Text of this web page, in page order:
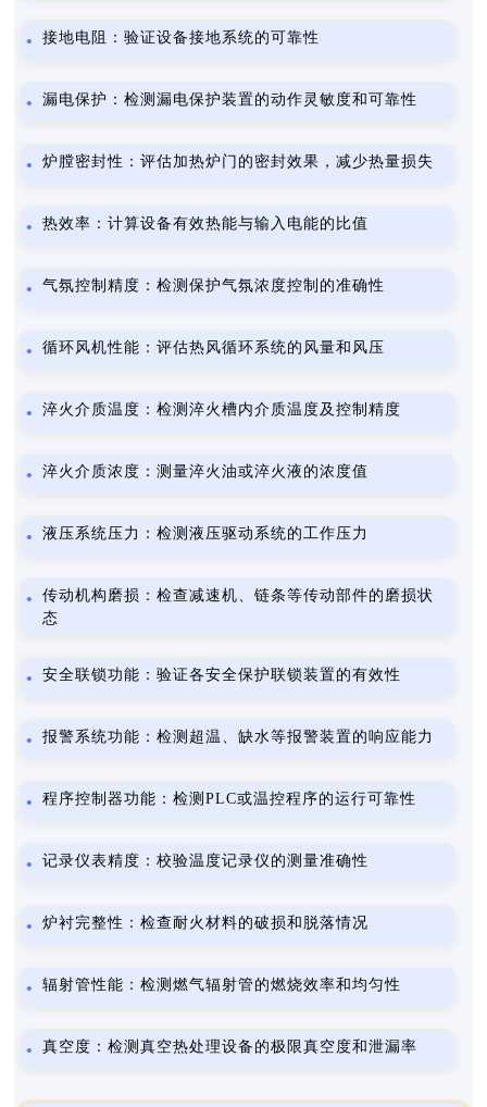
接地电阻：验证设备接地系统的可靠性
漏电保护：检测漏电保护装置的动作灵敏度和可靠性
炉膛密封性：评估加热炉门的密封效果，减少热量损失
热效率：计算设备有效热能与输入电能的比值
气氛控制精度：检测保护气氛浓度控制的准确性
循环风机性能：评估热风循环系统的风量和风压
淬火介质温度：检测淬火槽内介质温度及控制精度
淬火介质浓度：测量淬火油或淬火液的浓度值
液压系统压力：检测液压驱动系统的工作压力
传动机构磨损：检查减速机、链条等传动部件的磨损状
态
安全联锁功能：验证各安全保护联锁装置的有效性
报警系统功能：检测超温、缺水等报警装置的响应能力
程序控制器功能：检测PLC或温控程序的运行可靠性
记录仪表精度：校验温度记录仪的测量准确性
炉衬完整性：检查耐火材料的破损和脱落情况
辐射管性能：检测燃气辐射管的燃烧效率和均匀性
真空度：检测真空热处理设备的极限真空度和泄漏率